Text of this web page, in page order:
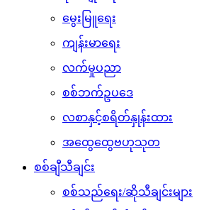
မွေးမြူရေး
ကျန်းမာရေး
လက်မှုပညာ
စစ်ဘက်ဥပဒေ
လစာနှင့်စရိတ်နှုန်းထား
အထွေထွေဗဟုသုတ
စစ်ချီသီချင်း
စစ်သည်ရေး/ဆိုသီချင်းများ